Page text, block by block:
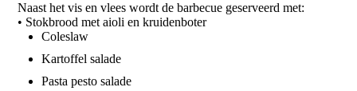
Naast het vis en vlees wordt de barbecue geserveerd met:
• Stokbrood met aioli en kruidenboter
Coleslaw
Kartoffel salade
Pasta pesto salade